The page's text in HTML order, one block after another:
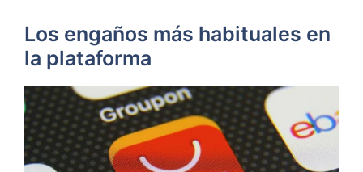
Los engaños más habituales en
la plataforma